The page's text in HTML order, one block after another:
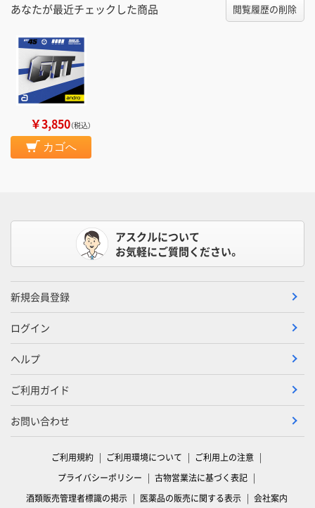
あなたが最近チェックした商品 閲覧履歴の削除
￥3,850（税込）
カゴへ
アスクルについて
お気軽にご質問ください。
新規会員登録
ログイン
ヘルプ
ご利用ガイド
お問い合わせ
ご利用規約 ご利用環境について
ご利用上の注意
プライバシーポリシー
古物営業法に基づく表記
酒類販売管理者標識の掲示
医薬品の販売に関する表示 会社案内